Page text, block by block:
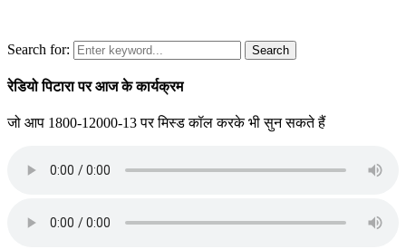
Search for: Search
रेडियो पिटारा पर आज के कार्यक्रम
जो आप 1800-12000-13 पर मिस्ड कॉल करके भी सुन सकते हैं